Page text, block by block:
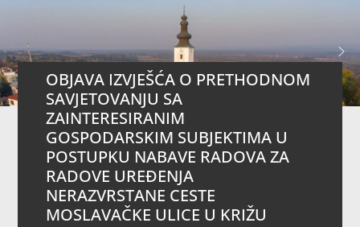
OBJAVA IZVJEŠĆA O PRETHODNOM
SAVJETOVANJU SA
ZAINTERESIRANIM
GOSPODARSKIM SUBJEKTIMA U
POSTUPKU NABAVE RADOVA ZA
RADOVE UREĐENJA
NERAZVRSTANE CESTE
MOSLAVAČKE ULICE U KRIŽU